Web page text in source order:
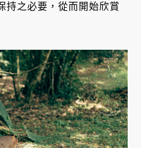
持之必要，從而開始欣賞